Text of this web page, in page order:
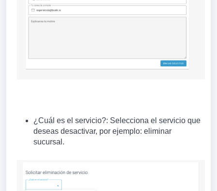
¿Cuál es el servicio?: Selecciona el servicio que
deseas desactivar, por ejemplo: eliminar
sucursal.